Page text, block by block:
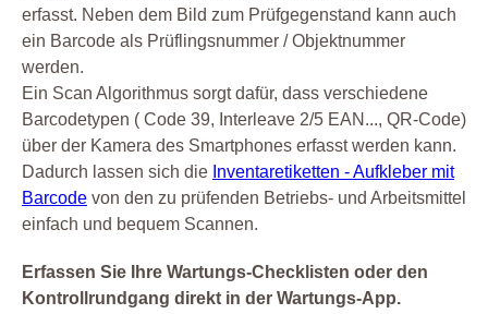
erfasst. Neben dem Bild zum Prüfgegenstand kann auch
ein Barcode als Prüflingsnummer / Objektnummer
werden.
Ein Scan Algorithmus sorgt dafür, dass verschiedene
Barcodetypen ( Code 39, Interleave 2/5 EAN..., QR-Code)
über der Kamera des Smartphones erfasst werden kann.
Dadurch lassen sich die Inventaretiketten - Aufkleber mit
Barcode von den zu prüfenden Betriebs- und Arbeitsmittel
einfach und bequem Scannen.
Erfassen Sie Ihre Wartungs-Checklisten oder den
Kontrollrundgang direkt in der Wartungs-App.